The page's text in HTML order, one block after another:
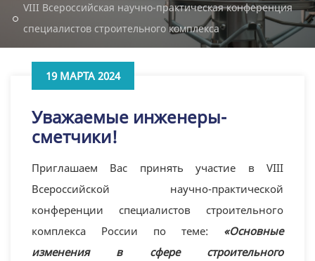
VIII Всероссийская научно-практическая конференция
специалистов строительного комплекса
19 МАРТА 2024
Уважаемые инженеры-
сметчики!
Приглашаем Вас принять участие в VIII
Всероссийской научно-практической
конференции специалистов строительного
комплекса России по теме: «Основные
изменения в сфере строительного